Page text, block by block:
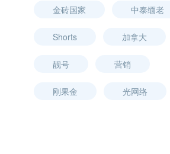
金砖国家 中泰缅老
Shorts 加拿大
靓号 营销
刚果金 光网络